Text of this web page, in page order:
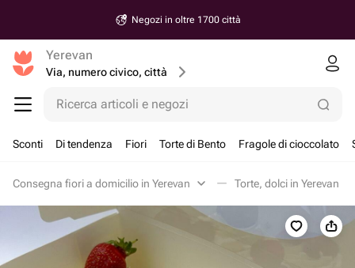
Negozi in oltre 1700 città
Yerevan
Via, numero civico, città
Ricerca articoli e negozi
Sconti Di tendenza Fiori Torte di Bento Fragole di cioccolato
Consegna fiori a domicilio in Yerevan Torte, dolci in Yerevan